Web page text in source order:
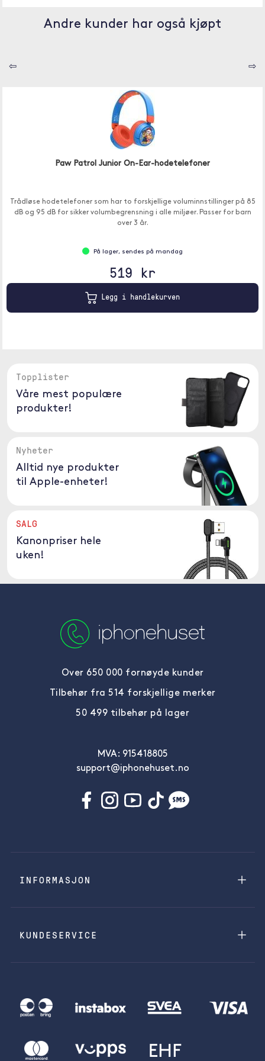
Andre kunder har også kjøpt
⇦ ⇨
Paw Patrol Junior On-Ear-hodetelefoner
Trådløse hodetelefoner som har to forskjellige voluminnstillinger på 85
dB og 95 dB for sikker volumbegrensning i alle miljøer. Passer for barn
over 3 år.
På lager, sendes på mandag
519 kr
Legg i handlekurven
Topplister
Våre mest populære
produkter!
Nyheter
Alltid nye produkter
til Apple-enheter!
SALG
Kanonpriser hele
uken!
Over 650 000 fornøyde kunder
Tilbehør fra 514 forskjellige merker
50 499 tilbehør på lager
MVA: 915418805
support@iphonehuset.no
INFORMASJON
KUNDESERVICE